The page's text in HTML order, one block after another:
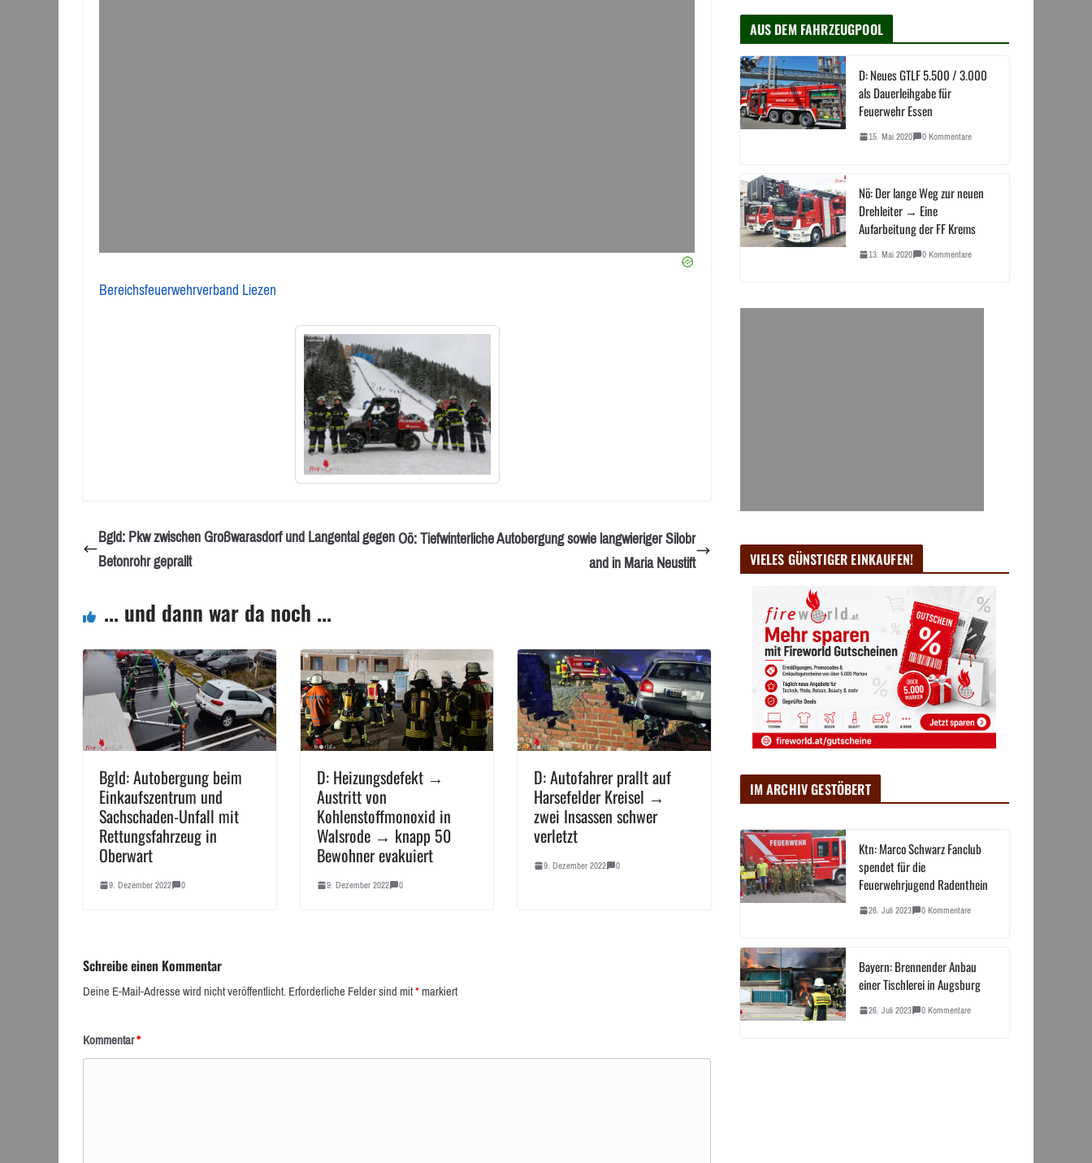
Bereichsfeuerwehrverband Liezen
Bgld: Pkw zwischen Großwarasdorf und Langental gegen
Betonrohr geprallt
Oö: Tiefwinterliche Autobergung sowie langwieriger Silobr
and in Maria Neustift
... und dann war da noch ...
Bgld: Autobergung beim
Einkaufszentrum und
Sachschaden-Unfall mit
Rettungsfahrzeug in
Oberwart
9. Dezember 2022 0
D: Heizungsdefekt →
Austritt von
Kohlenstoffmonoxid in
Walsrode → knapp 50
Bewohner evakuiert
9. Dezember 2022 0
D: Autofahrer prallt auf
Harsefelder Kreisel →
zwei Insassen schwer
verletzt
9. Dezember 2022 0
Schreibe einen Kommentar
Deine E-Mail-Adresse wird nicht veröffentlicht.Erforderliche Felder sind mit*markiert
Kommentar*
AUS DEM FAHRZEUGPOOL
D: Neues GTLF 5.500 / 3.000
als Dauerleihgabe für
Feuerwehr Essen
15. Mai 2020 0 Kommentare
Nö: Der lange Weg zur neuen
Drehleiter → Eine
Aufarbeitung der FF Krems
13. Mai 2020 0 Kommentare
VIELES GÜNSTIGER EINKAUFEN!
IM ARCHIV GESTÖBERT
Ktn: Marco Schwarz Fanclub
spendet für die
Feuerwehrjugend Radenthein
26. Juli 2023 0 Kommentare
Bayern: Brennender Anbau
einer Tischlerei in Augsburg
26. Juli 2023 0 Kommentare